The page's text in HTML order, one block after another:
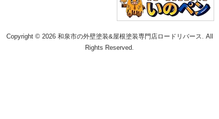
Copyright © 2026 和泉市の外壁塗装&屋根塗装専門店ロードリバース. All
Rights Reserved.